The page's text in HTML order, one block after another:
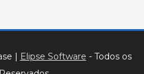
Elipse Software - Todos os